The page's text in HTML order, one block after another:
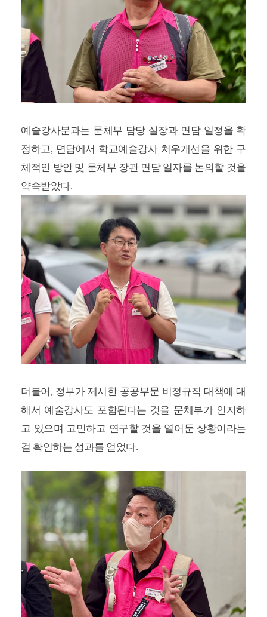
예술강사분과는 문체부 담당 실장과 면담 일정을 확
정하고, 면담에서 학교예술강사 처우개선을 위한 구
체적인 방안 및 문체부 장관 면담 일자를 논의할 것을
약속받았다.
더불어, 정부가 제시한 공공부문 비정규직 대책에 대
해서 예술강사도 포함된다는 것을 문체부가 인지하
고 있으며 고민하고 연구할 것을 열어둔 상황이라는
걸 확인하는 성과를 얻었다.